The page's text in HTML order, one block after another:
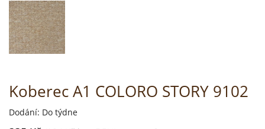
Koberec A1 COLORO STORY 9102
Dodání: Do týdne